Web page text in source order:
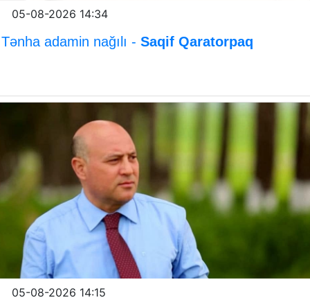
05-08-2026 14:34
Tənha adamin nağılı - Saqif Qaratorpaq
05-08-2026 14:15